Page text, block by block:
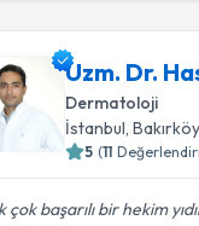
Uzm. Dr.
Dermatoloji
İstanbul, Bakırköy
5 (11
çok başarılı bir hekim